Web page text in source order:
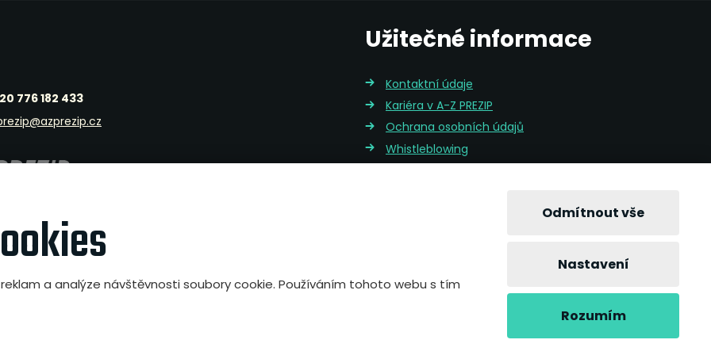
776 182 433
Užitečné informace
Kontaktní údaje
Kariéra v A-Z PREZIP
Ochrana osobních údajů
Whistleblowing
a analýze návštěvnosti soubory cookie. Používáním tohoto webu s tím
Odmítnout vše
Nastavení
Rozumím